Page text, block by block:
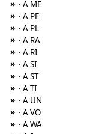
» · A ME
» · A PE
» · A PL
» · A RA
» · A RI
» · A SI
» · A ST
» · A TI
» · A UN
» · A VO
» · A WA